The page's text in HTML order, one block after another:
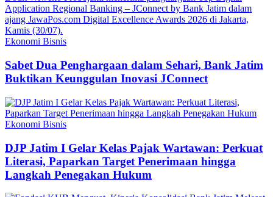
Ekonomi Bisnis
Sabet Dua Penghargaan dalam Sehari, Bank Jatim
Buktikan Keunggulan Inovasi JConnect
Ekonomi Bisnis
DJP Jatim I Gelar Kelas Pajak Wartawan: Perkuat
Literasi, Paparkan Target Penerimaan hingga
Langkah Penegakan Hukum